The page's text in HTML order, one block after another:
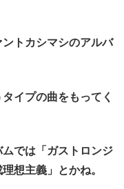
ントカシマシのアルバ
イプの曲をもってく
ムでは「ガストロンジ
想主義」とかね。